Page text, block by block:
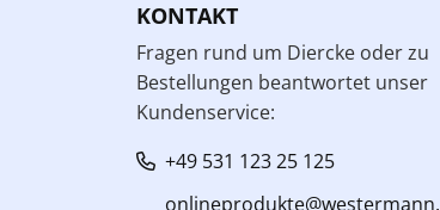
KONTAKT
Fragen rund um Diercke oder zu
Bestellungen beantwortet unser
Kundenservice:
+49 531 123 25 125
onlineprodukte@westermann.